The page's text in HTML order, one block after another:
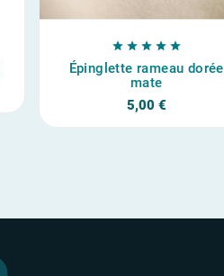
    
Épinglette rameau dorée
mate
5,00 €